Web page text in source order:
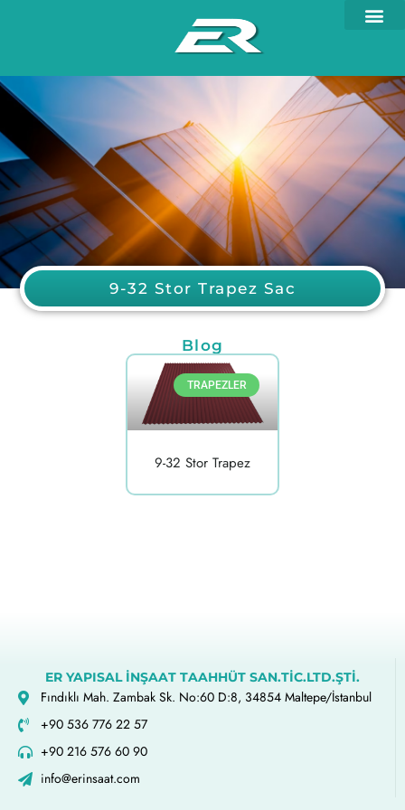
9-32 Stor Trapez Sac
Blog
TRAPEZLER
9-32 Stor Trapez
ER YAPISAL İNŞAAT TAAHHÜT SAN.TİC.LTD.ŞTİ.
Fındıklı Mah. Zambak Sk. No:60 D:8, 34854 Maltepe/İstanbul
+90 536 776 22 57
+90 216 576 60 90
info@erinsaat.com